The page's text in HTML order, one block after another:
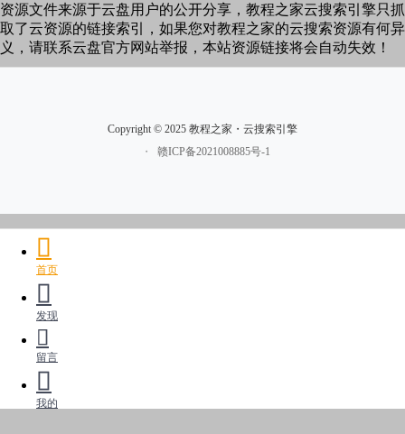
资源文件来源于云盘用户的公开分享，教程之家云搜索引擎只抓
取了云资源的链接索引，如果您对教程之家的云搜索资源有何异
义，请联系云盘官方网站举报，本站资源链接将会自动失效！
Copyright © 2025 教程之家・云搜索引擎
・
赣ICP备2021008885号-1
首页
发现
留言
我的